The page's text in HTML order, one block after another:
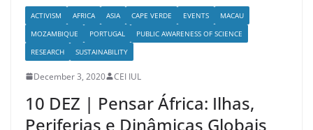
ACTIVISM AFRICA ASIA CAPE VERDE EVENTS
MACAU
MOZAMBIQUE
PORTUGAL
PUBLIC AWARENESS OF SCIENCE
RESEARCH
SUSTAINABILITY
December 3, 2020 CEI IUL
10 DEZ | Pensar África: Ilhas,
Periferias e Dinâmicas Globais